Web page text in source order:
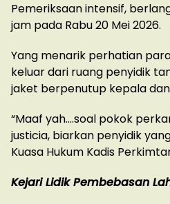
Pemeriksaan intensif,
jam pada Rabu 20 Mei 2026.
Yang menarik perhatian
keluar dari ruang penyidik
jaket berpenutup kepala
“Maaf yah….soal pokok
justicia, biarkan penyidik
Kuasa Hukum Kadis
Kejari Lidik Pembebasan